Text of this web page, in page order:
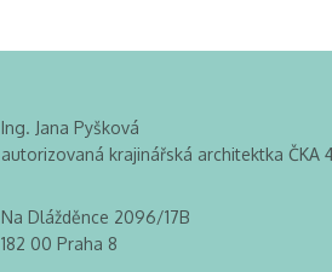
Ing. Jana Pyšková
autorizovaná krajinářská architektka ČKA
Na Dlážděnce 2096/17B
182 00 Praha 8